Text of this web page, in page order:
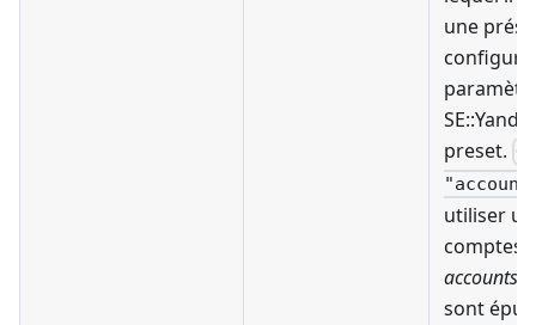
une
preset.
utiliser
comptes
sont